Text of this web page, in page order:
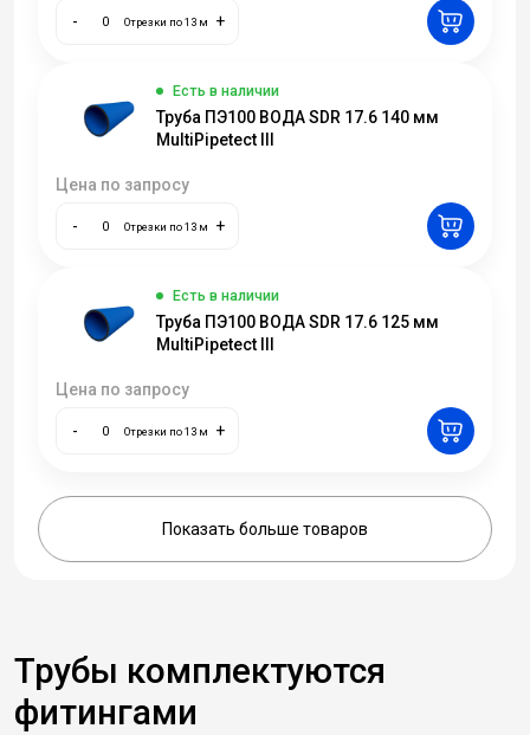
- Отрезки по 13 м +
Есть в наличии
Труба ПЭ100 ВОДА SDR 17.6 140 мм
MultiPipetect III
Цена по запросу
- Отрезки по 13 м +
Есть в наличии
Труба ПЭ100 ВОДА SDR 17.6 125 мм
MultiPipetect III
Цена по запросу
- Отрезки по 13 м +
Показать больше товаров
Трубы комплектуются
фитингами